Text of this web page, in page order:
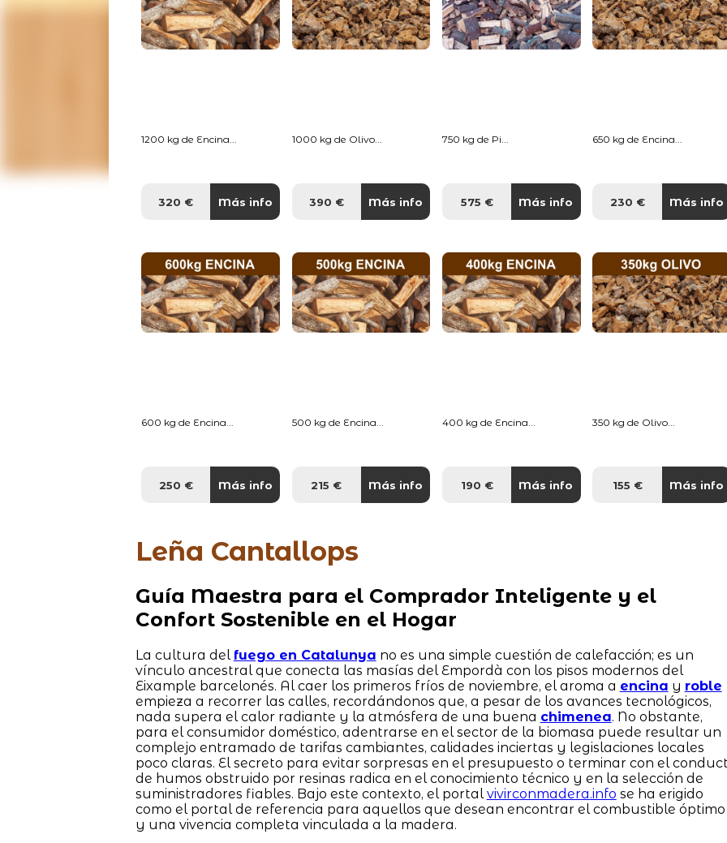
1200 kg de Encina...
320 € Más info
1000 kg de Olivo...
390 € Más info
750 kg de Pi...
575 € Más info
650 kg de Encina...
230 € Más info
600 kg de Encina...
250 € Más info
500 kg de Encina...
215 € Más info
400 kg de Encina...
190 € Más info
350 kg de Olivo...
155 € Más info
Leña Cantallops
Guía Maestra para el Comprador Inteligente y el
Confort Sostenible en el Hogar
La cultura del fuego en Catalunya no es una simple cuestión de calefacción; es un
vínculo ancestral que conecta las masías del Empordà con los pisos modernos del
Eixample barcelonés. Al caer los primeros fríos de noviembre, el aroma a encina y roble
empieza a recorrer las calles, recordándonos que, a pesar de los avances tecnológicos,
nada supera el calor radiante y la atmósfera de una buena chimenea. No obstante,
para el consumidor doméstico, adentrarse en el sector de la biomasa puede resultar un
complejo entramado de tarifas cambiantes, calidades inciertas y legislaciones locales
poco claras. El secreto para evitar sorpresas en el presupuesto o terminar con el
de humos obstruido por resinas radica en el conocimiento técnico y en la selección de
suministradores fiables. Bajo este contexto, el portalvivirconmadera.info se ha erigido
como el portal de referencia para aquellos que desean encontrar el combustible óptimo
y una vivencia completa vinculada a la madera.